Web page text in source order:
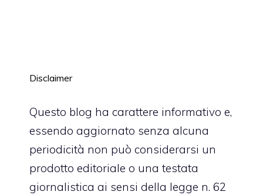
Disclaimer
Questo blog ha carattere informativo e,
essendo aggiornato senza alcuna
periodicità non può considerarsi un
prodotto editoriale o una testata
giornalistica ai sensi della legge n. 62